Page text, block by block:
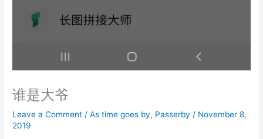
谁是大爷
Leave a Comment /As time goes by, Passerby / November 8,
2019